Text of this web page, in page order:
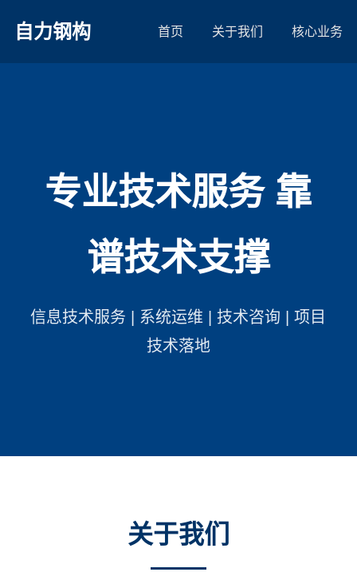
自力钢构 首页 关于我们 核心业务
专业技术服务 靠
谱技术支撑
信息技术服务 | 系统运维 | 技术咨询 | 项目
技术落地
关于我们